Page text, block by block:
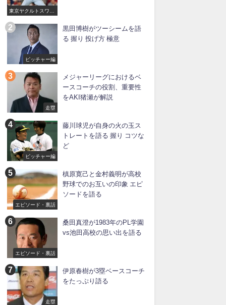
東京ヤクルトスワロ
ピッチャー編
黒田博樹がツーシームを語
る 握り 投げ方 極意
走塁
メジャーリーグにおけるベ
ースコーチの役割、重要性
をAKI猪瀬が解説
ピッチャー編
藤川球児が自身の火の玉ス
トレートを語る 握り コツな
ど
エピソード・裏話
槙原寛己と金村義明が高校
野球でのお互いの印象 エピ
ソードを語る
エピソード・裏話
桑田真澄が1983年のPL学園
vs池田高校の思い出を語る
走塁
伊原春樹が3塁ベースコーチ
をたっぷり語る